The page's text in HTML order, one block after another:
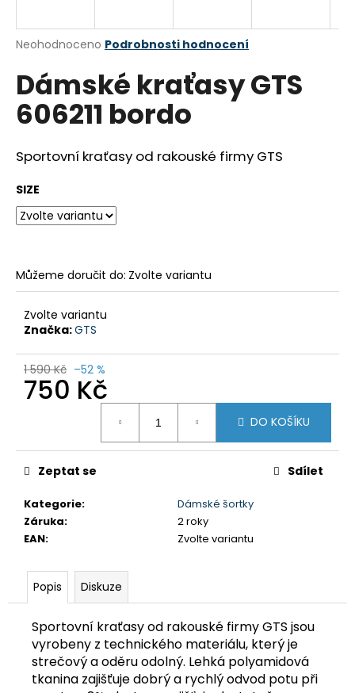
Průměrné
produktu
je
0,0
z
hvězdiček.
Neohodnoceno Podrobnosti hodnocení
Dámské kraťasy GTS
606211 bordo
Sportovní kraťasy od rakouské firmy GTS
SIZE
Můžeme doručit do: Zvolte variantu
Zvolte variantu
Značka:GTS
1 590 Kč –52 %
750 Kč
DO KOŠÍKU
Kategorie:
Dámské šortky
Záruka:
2 roky
EAN: Zvolte variantu
Zeptat se Sdílet
Popis Diskuze
Sportovní kraťasy od rakouské firmy GTS jsou
vyrobeny z technického materiálu, který je
strečový a oděru odolný. Lehká polyamidová
tkanina zajišťuje dobrý a rychlý odvod potu při
j
t
?
o
p
o
u
č
u
e
IN
SAC
ORIGIN
BLUE
490
Kč
Původně:
590